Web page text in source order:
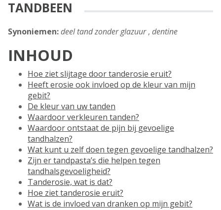
TANDBEEN
Synoniemen:deel tand zonder glazuur, dentine
INHOUD
Hoe ziet slijtage door tanderosie eruit?
Heeft erosie ook invloed op de kleur van mijn
gebit?
De kleur van uw tanden
Waardoor verkleuren tanden?
Waardoor ontstaat de pijn bij gevoelige
tandhalzen?
Wat kunt u zelf doen tegen gevoelige tandhalzen?
Zijn er tandpasta’s die helpen tegen
tandhalsgevoeligheid?
Tanderosie, wat is dat?
Hoe ziet tanderosie eruit?
Wat is de invloed van dranken op mijn gebit?